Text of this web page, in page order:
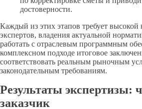
достоверности.
Каждый из этих этапов требует высокой
экспертов, владения актуальной
работать с отраслевым программным
комплексном подходе итоговое
соответствовать реальным рыночным
законодательным требованиям.
Результаты экспертизы:
заказчик